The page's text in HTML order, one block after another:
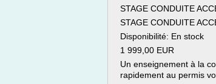
STAGE CONDUITE
STAGE CONDUITE
Disponibilité: En stock
1 999,00 EUR
Un enseignement à la
rapidement au permis